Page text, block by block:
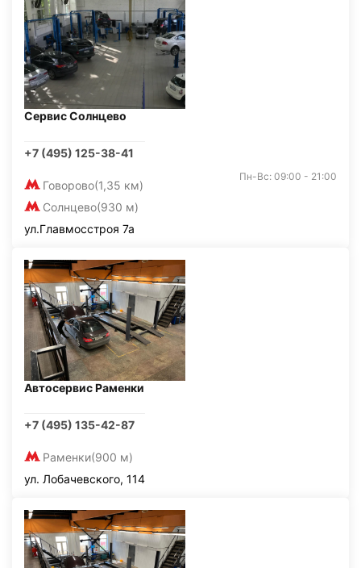
Сервис Солнцево
+7 (495) 125-38-41
Говорово(1,35 км)
Солнцево(930 м)
Пн-Вс: 09:00 - 21:00
ул.Главмосстроя 7а
Автосервис Раменки
+7 (495) 135-42-87
Раменки(900 м)
ул. Лобачевского, 114